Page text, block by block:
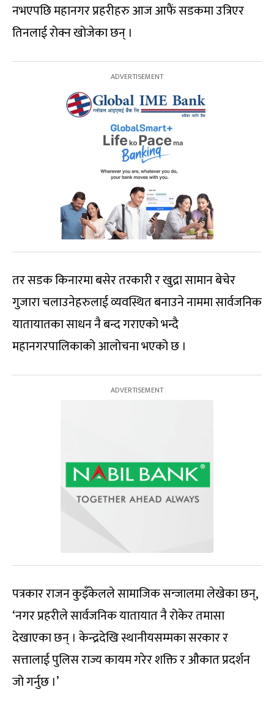
नभएपछि महानगर प्रहरीहरु आज आफैं सडकमा उत्रिएर
तिनलाई रोक्न खोजेका छन् ।
तर सडक किनारमा बसेर तरकारी र खुद्रा सामान बेचेर
गुजारा चलाउनेहरुलाई व्यवस्थित बनाउने नाममा सार्वजनिक
यातायातका साधन नै बन्द गराएको भन्दै
महानगरपालिकाको आलोचना भएको छ ।
पत्रकार राजन कुइँकेलले सामाजिक सन्जालमा लेखेका छन्,
‘नगर प्रहरीले सार्वजनिक यातायात नै रोकेर तमासा
देखाएका छन् । केन्द्रदेखि स्थानीयसम्मका सरकार र
सत्तालाई पुलिस राज्य कायम गरेर शक्ति र औकात प्रदर्शन
जो गर्नुछ ।’